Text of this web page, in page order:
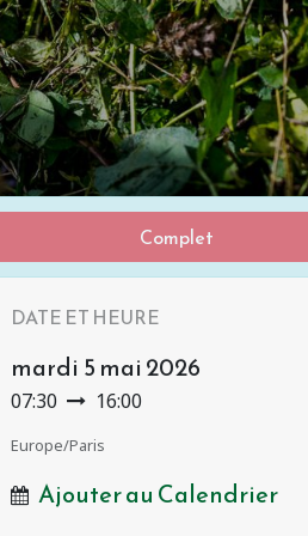
Complet
DATE ET HEURE
mardi 5 mai 2026
07:30 16:00
Europe/Paris
Ajouter au Calendrier